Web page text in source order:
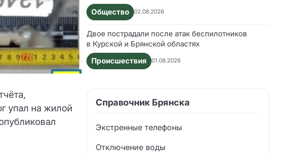
упал на жилой
Общество
02.08.2026
Двое пострадали после атак беспилотников
в Курской и Брянской областях
Происшествия
01.08.2026
Справочник Брянска
Экстренные телефоны
Отключение воды